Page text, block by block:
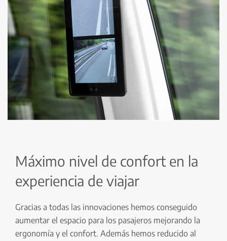
Máximo nivel de confort en la
experiencia de viajar
Gracias a todas las innovaciones hemos conseguido
aumentar el espacio para los pasajeros mejorando la
ergonomía y el confort. Además hemos reducido al